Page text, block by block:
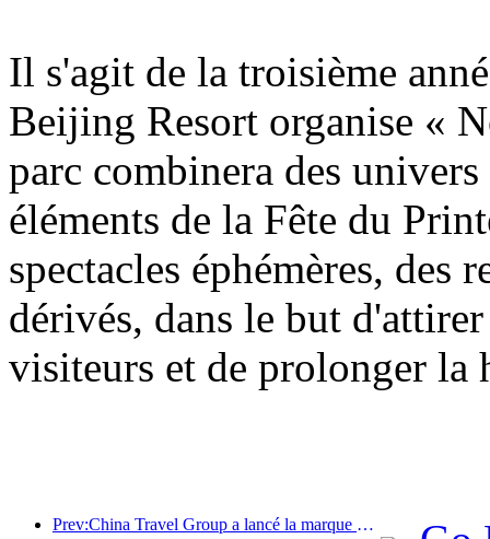
Il s'agit de la troisième
Beijing Resort organise «
parc combinera des
éléments de la Fête du
spectacles éphémères, des
dérivés, dans le but
visiteurs et de prolonger la
Prev:China Travel Group a lancé la marque « China Travel Good Times » pour se développer sur le marché du tourisme senior.